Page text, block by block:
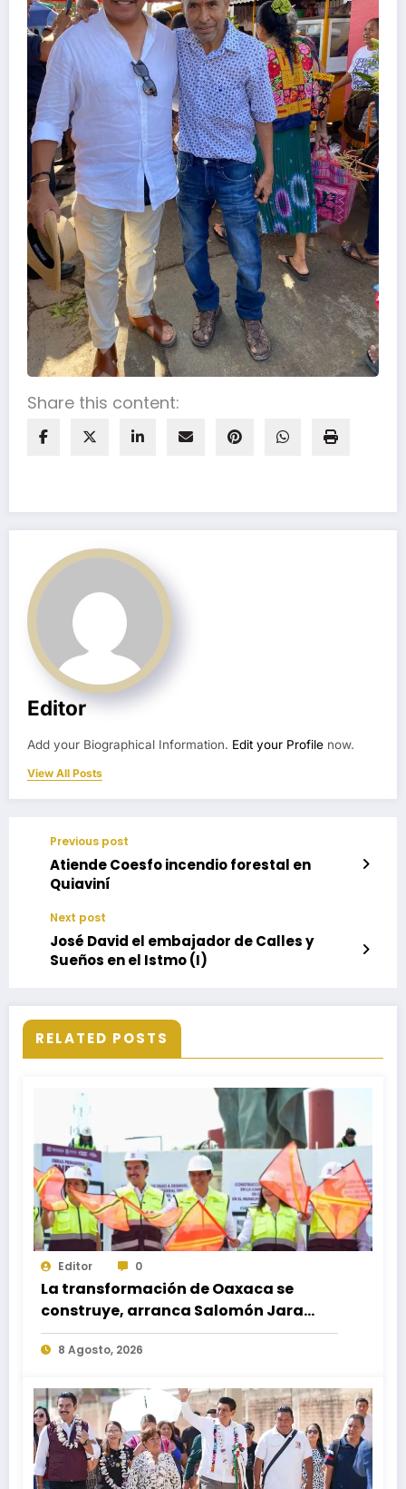
Share this content:
Editor
Add your Biographical Information. Edit your Profile now.
View All Posts
Previous post
Atiende Coesfo incendio forestal en
Quiaviní
Next post
José David el embajador de Calles y
Sueños en el Istmo (I)
RELATED POSTS
Editor 0
La transformación de Oaxaca se
construye, arranca Salomón Jara
obra del paso a desnivel en la
carretera federal 190 kilómetro 184 +
8 Agosto, 2026